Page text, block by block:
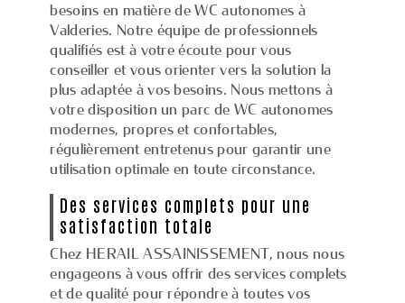
besoins en matière de WC autonomes à
Valderies. Notre équipe de professionnels
qualifiés est à votre écoute pour vous
conseiller et vous orienter vers la solution la
plus adaptée à vos besoins. Nous mettons à
votre disposition un parc de WC autonomes
modernes, propres et confortables,
régulièrement entretenus pour garantir une
utilisation optimale en toute circonstance.
Des services complets pour une
satisfaction totale
Chez HERAIL ASSAINISSEMENT, nous nous
engageons à vous offrir des services complets
et de qualité pour répondre à toutes vos